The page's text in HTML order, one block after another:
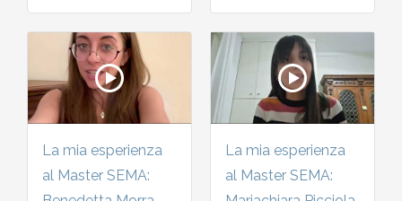
La mia esperienza
al Master SEMA:
La mia esperienza
al Master SEMA:
2004-2005
2002-2003